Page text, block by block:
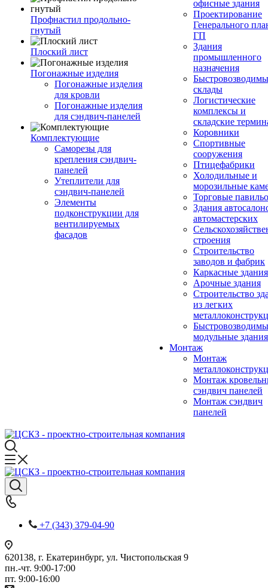
Профнастил продольно-
гнутый
Плоский лист
Погонажные изделия
Погонажные изделия
для кровли
Погонажные изделия
для сэндвич-панелей
Комплектующие
Саморезы для
крепления сэндвич-
панелей
Утеплители для
сэндвич-панелей
Элементы
подконструкции для
вентилируемых
фасадов
офисные здания
Проектирование
Генерального
ГП
Здания
промышленного
назначения
склады
Логистические
комплексы и
складские
Коровники
Спортивные
сооружения
Птицефабрики
Холодильные и
морозильные
Торговые
Здания
автомастерских
строения
Строительство
заводов и фабрик
Каркасные здания
Арочные здания
Строительство
из легких
модульные здания
Монтаж
Монтаж
Монтаж
сэндвич панелей
Монтаж сэндвич
панелей
+7 (343) 379-04-90
620138, г. Екатеринбург, ул. Чистопольская 9
пн.-чт. 9:00-17:00
пт. 9:00-16:00